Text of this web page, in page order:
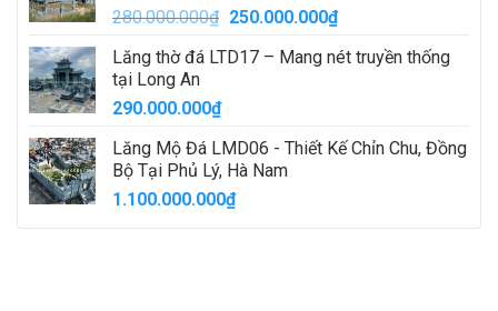
280.000.000₫ Giá
là:
250.000.000₫Giá
tại
Lăng thờ đá LTD17 – Mang nét truyền thống
tại Long An
290.000.000₫
Lăng Mộ Đá LMD06 - Thiết Kế Chỉn Chu, Đồng
Bộ Tại Phủ Lý, Hà Nam
1.100.000.000₫